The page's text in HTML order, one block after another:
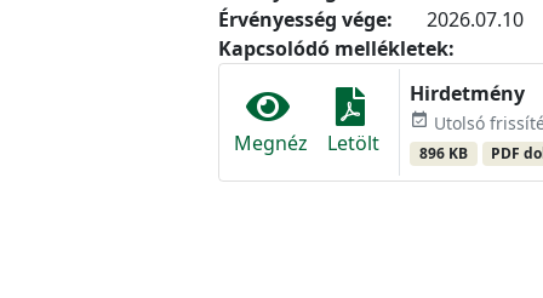
Érvényesség vége:
2026.07.10
Kapcsolódó mellékletek:
Megnéz Letölt
Hirdetmény
event_available Utolsó
896 KB PDF